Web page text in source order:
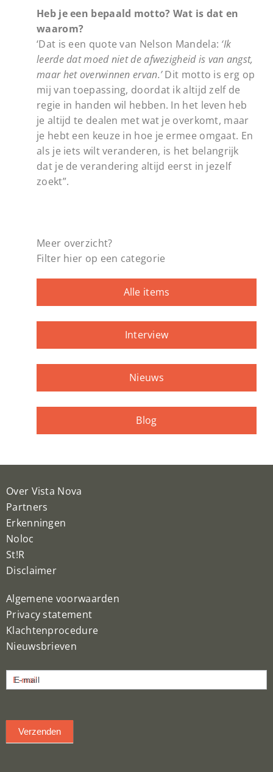
Heb je een bepaald motto? Wat is dat en
waarom?
‘Dat is een quote van Nelson Mandela: ‘Ik
leerde dat moed niet de afwezigheid is van angst,
maar het overwinnen ervan.’Dit motto is erg op
mij van toepassing, doordat ik altijd zelf de
regie in handen wil hebben. In het leven heb
je altijd te dealen met wat je overkomt, maar
je hebt een keuze in hoe je ermee omgaat. En
als je iets wilt veranderen, is het belangrijk
dat je de verandering altijd eerst in jezelf
zoekt”.
Meer overzicht?
Filter hier op een categorie
Alle items
Interview
Nieuws
Blog
Over Vista Nova
Partners
Erkenningen
Noloc
St!R
Disclaimer
Algemene voorwaarden
Privacy statement
Klachtenprocedure
Nieuwsbrieven
inschrijven
E-mail
Verzenden